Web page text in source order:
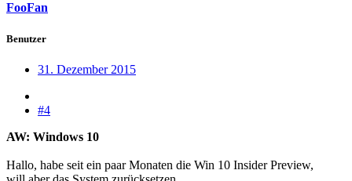
FooFan
Benutzer
31. Dezember 2015
#4
AW: Windows 10
Hallo, habe seit ein paar Monaten die Win 10 Insider Preview,